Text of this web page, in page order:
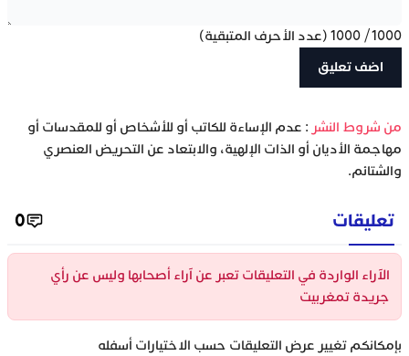
1000
/
1000 (عدد الأحرف المتبقية)
‫من شروط النشر : عدم الإساءة للكاتب أو للأشخاص أو للمقدسات أو
مهاجمة الأديان أو الذات الإلهية، والابتعاد عن التحريض العنصري
والشتائم.
تعليقات 0
الآراء الواردة في التعليقات تعبر عن آراء أصحابها وليس عن رأي
جريدة تمغربيت
بإمكانكم تغيير عرض التعليقات حسب الاختيارات أسفله